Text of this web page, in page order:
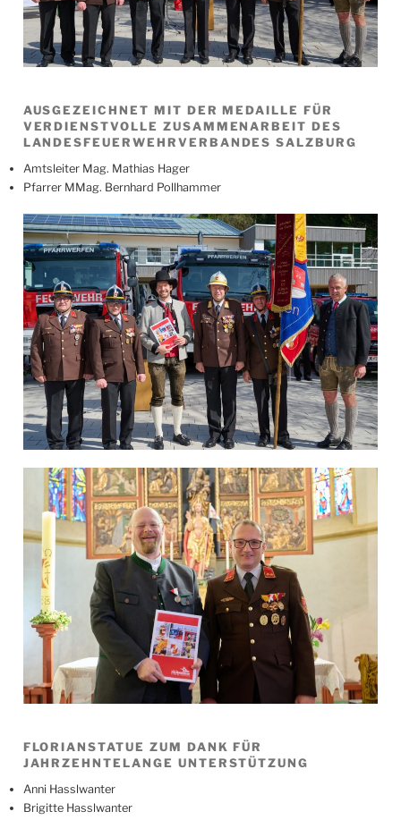
AUSGEZEICHNET MIT DER MEDAILLE FÜR
VERDIENSTVOLLE ZUSAMMENARBEIT DES
LANDESFEUERWEHRVERBANDES SALZBURG
Amtsleiter Mag. Mathias Hager
Pfarrer MMag. Bernhard Pollhammer
FLORIANSTATUE ZUM DANK FÜR
JAHRZEHNTELANGE UNTERSTÜTZUNG
Anni Hasslwanter
Brigitte Hasslwanter